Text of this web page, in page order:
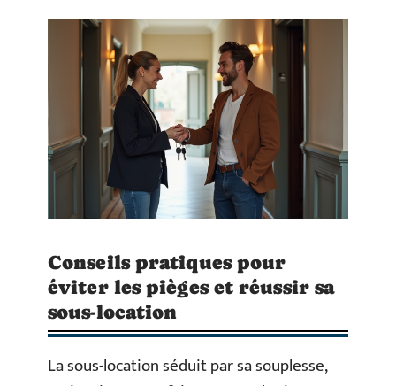
Conseils pratiques pour
éviter les pièges et réussir sa
sous-location
La sous-location séduit par sa souplesse,